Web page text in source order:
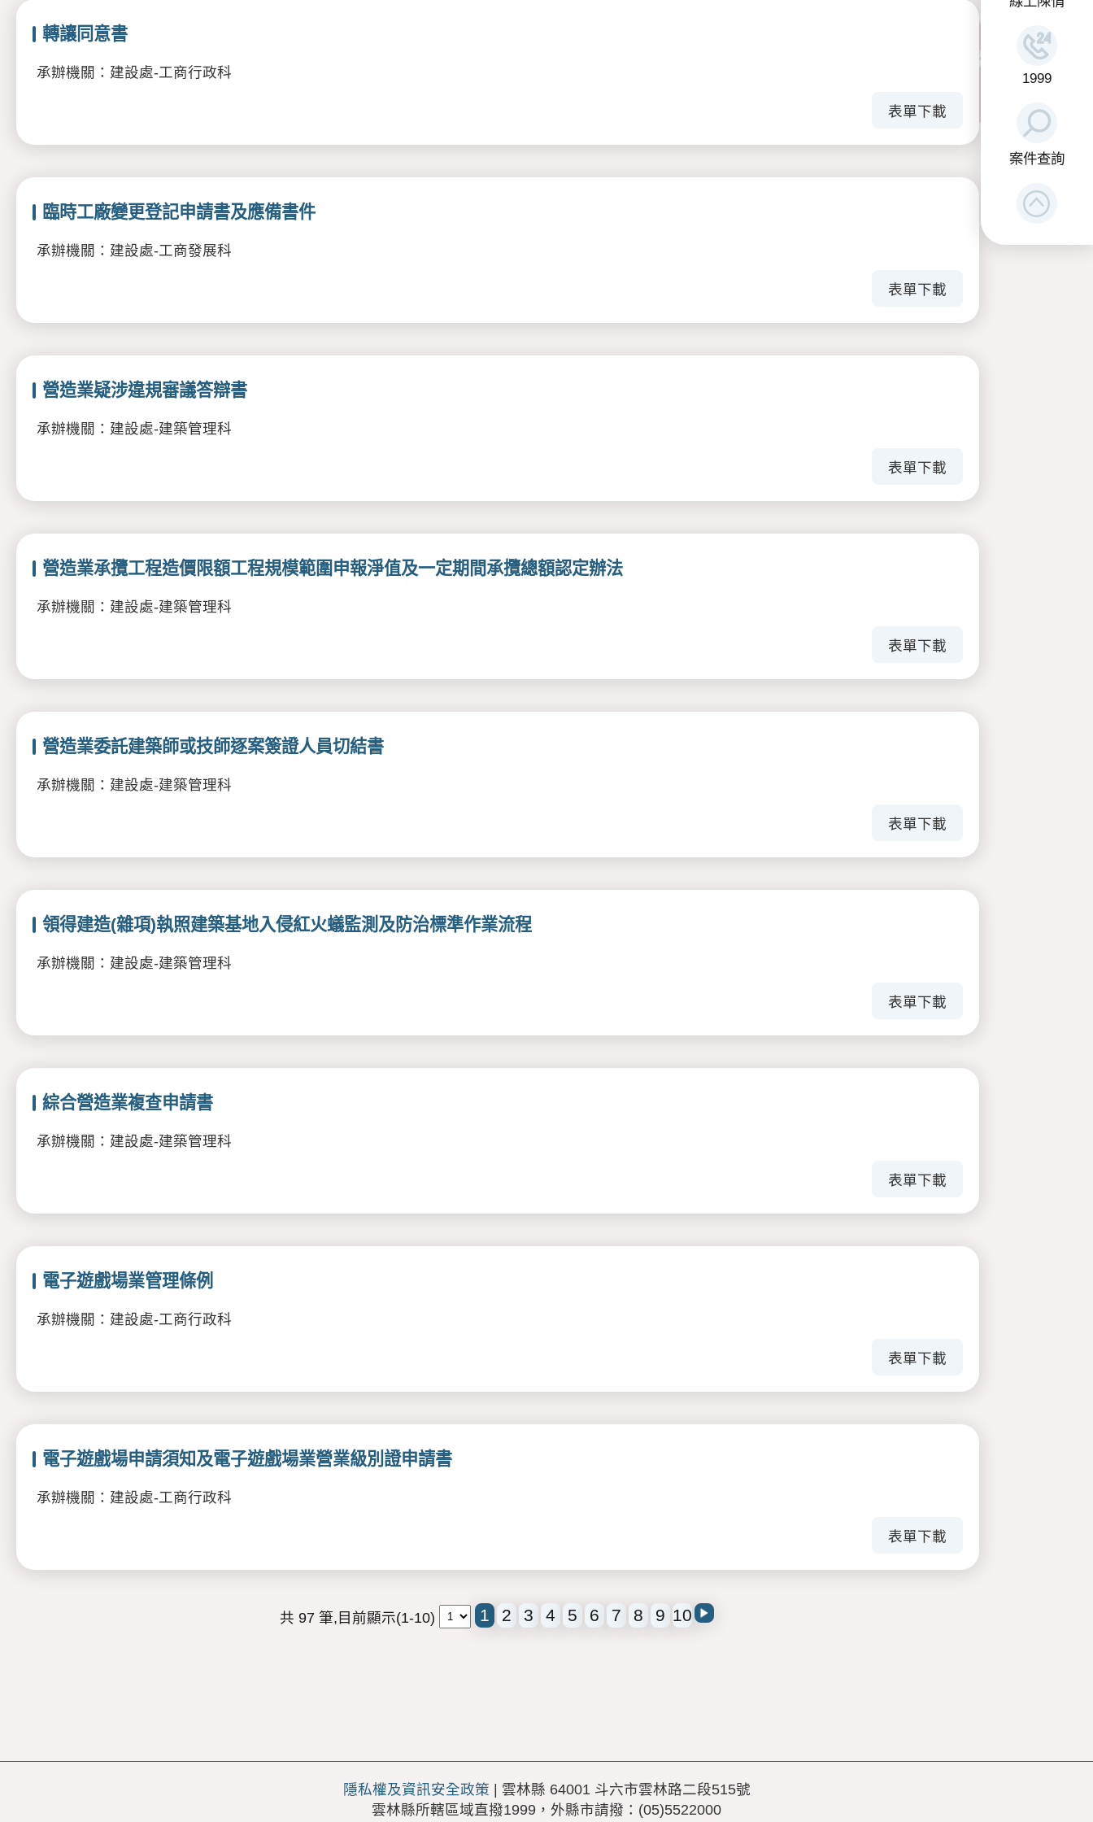
1999
案件查詢
轉讓同意書
承辦機關：建設處-工商行政科
表單下載
臨時工廠變更登記申請書及應備書件
承辦機關：建設處-工商發展科
表單下載
營造業疑涉違規審議答辯書
承辦機關：建設處-建築管理科
表單下載
營造業承攬工程造價限額工程規模範圍申報淨值及一定期間承攬總額認定辦法
承辦機關：建設處-建築管理科
表單下載
營造業委託建築師或技師逐案簽證人員切結書
承辦機關：建設處-建築管理科
表單下載
領得建造(雜項)執照建築基地入侵紅火蟻監測及防治標準作業流程
承辦機關：建設處-建築管理科
表單下載
綜合營造業複查申請書
承辦機關：建設處-建築管理科
表單下載
電子遊戲場業管理條例
承辦機關：建設處-工商行政科
表單下載
電子遊戲場申請須知及電子遊戲場業營業級別證申請書
承辦機關：建設處-工商行政科
表單下載
共 97 筆,目前顯示(1-10) 1 2 3 4 5 6 7 8 9 10
隱私權及資訊安全政策 | 雲林縣 64001 斗六市雲林路二段515號
雲林縣所轄區域直撥1999，外縣市請撥：(05)5522000